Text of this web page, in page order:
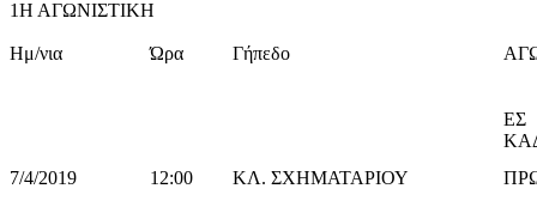
1Η ΑΓΩΝΙΣΤΙΚΗ
Ημ/νια Ώρα Γήπεδο
ΕΣ
7/4/2019
12:00 ΚΛ. ΣΧΗΜΑΤΑΡΙΟΥ